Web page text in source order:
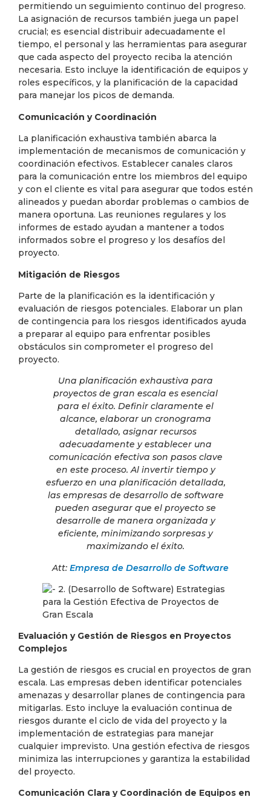
permitiendo un seguimiento continuo del progreso.
La asignación de recursos también juega un papel
crucial; es esencial distribuir adecuadamente el
tiempo, el personal y las herramientas para asegurar
que cada aspecto del proyecto reciba la atención
necesaria. Esto incluye la identificación de equipos y
roles específicos, y la planificación de la capacidad
para manejar los picos de demanda.
Comunicación y Coordinación
La planificación exhaustiva también abarca la
implementación de mecanismos de comunicación y
coordinación efectivos. Establecer canales claros
para la comunicación entre los miembros del equipo
y con el cliente es vital para asegurar que todos estén
alineados y puedan abordar problemas o cambios de
manera oportuna. Las reuniones regulares y los
informes de estado ayudan a mantener a todos
informados sobre el progreso y los desafíos del
proyecto.
Mitigación de Riesgos
Parte de la planificación es la identificación y
evaluación de riesgos potenciales. Elaborar un plan
de contingencia para los riesgos identificados ayuda
a preparar al equipo para enfrentar posibles
obstáculos sin comprometer el progreso del
proyecto.
Una planificación exhaustiva para
proyectos de gran escala es esencial
para el éxito. Definir claramente el
alcance, elaborar un cronograma
detallado, asignar recursos
adecuadamente y establecer una
comunicación efectiva son pasos clave
en este proceso. Al invertir tiempo y
esfuerzo en una planificación detallada,
las empresas de desarrollo de software
pueden asegurar que el proyecto se
desarrolle de manera organizada y
eficiente, minimizando sorpresas y
maximizando el éxito.
Att: Empresa de Desarrollo de Software
Evaluación y Gestión de Riesgos en Proyectos
Complejos
La gestión de riesgos es crucial en proyectos de gran
escala. Las empresas deben identificar potenciales
amenazas y desarrollar planes de contingencia para
mitigarlas. Esto incluye la evaluación continua de
riesgos durante el ciclo de vida del proyecto y la
implementación de estrategias para manejar
cualquier imprevisto. Una gestión efectiva de riesgos
minimiza las interrupciones y garantiza la estabilidad
del proyecto.
Comunicación Clara y Coordinación de Equipos en